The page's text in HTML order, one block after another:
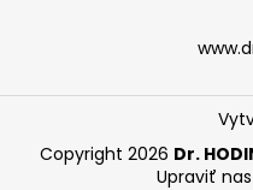
Copyright 2026 Dr.
Upraviť